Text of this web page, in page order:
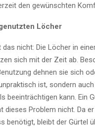
den gewünschten
Löcher
das nicht: Die Löcher in
sich mit der Zeit ab.
dehnen sie sich
ist, sondern
beeinträchtigen kann. Ein
dieses Problem nicht. Da
benötigt, bleibt der Gürtel